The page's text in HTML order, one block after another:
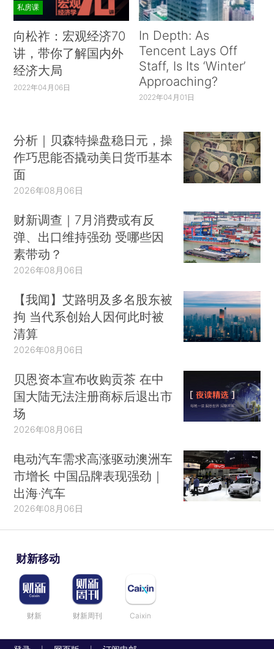
私房课
向松祚：宏观经济70
讲，带你了解国内外
经济大局
2022年04月06日
In Depth: As
Tencent Lays Off
Staff, Is Its ‘Winter’
Approaching?
2022年04月01日
分析｜贝森特操盘稳日元，操
作巧思能否撬动美日货币基本
面
2026年08月06日
财新调查｜7月消费或有反
弹、出口维持强劲 受哪些因
素带动？
2026年08月06日
【我闻】艾路明及多名股东被
拘 当代系创始人因何此时被
清算
2026年08月06日
贝恩资本宣布收购贡茶 在中
国大陆无法注册商标后退出市
场
2026年08月06日
电动汽车需求高涨驱动澳洲车
市增长 中国品牌表现强劲｜
出海·汽车
2026年08月06日
财新移动
财新 财新周刊 Caixin